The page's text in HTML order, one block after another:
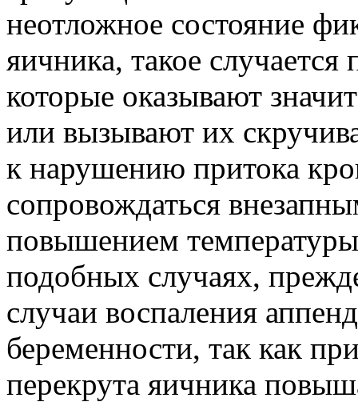
неотложное состояние
яичника, такое
которые оказывают
или вызывают их
к нарушению притока
сопровождаться
повышением
подобных случаях,
случаи воспаления
беременности, так как
перекрута яичника